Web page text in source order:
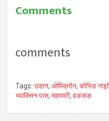
Comments
comments
Tags: उडान, ओमिक्रोन, कोभिड
भ्याक्सिन पास, महामारी, हङकङ